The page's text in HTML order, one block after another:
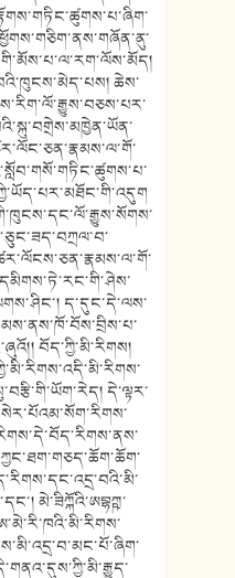
ཆེས་
ད་དུང་དེ་ལས་
བོད་ཀྱི་མི་རིགས།
དེ་ལྟར་
མེ་ཟིཀྐོའི་ཨབྷཀྵ་